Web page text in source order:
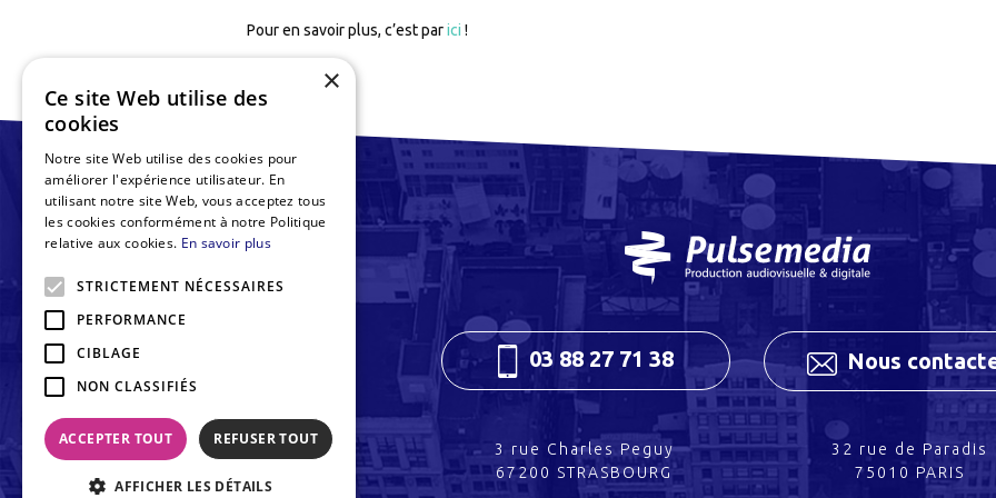
Pour en savoir plus, c’est parici !
03 88 27 71 38 Nous
3 rue Charles Peguy
67200 STRASBOURG
32 rue de Paradis
75010 PARIS
×
Ce site Web utilise des
cookies
Notre site Web utilise des cookies pour
améliorer l'expérience utilisateur. En
utilisant notre site Web, vous acceptez tous
les cookies conformément à notre Politique
relative aux cookies. En savoir plus
STRICTEMENT NÉCESSAIRES
PERFORMANCE
CIBLAGE
NON CLASSIFIÉS
ACCEPTER TOUT REFUSER TOUT
AFFICHER LES DÉTAILS